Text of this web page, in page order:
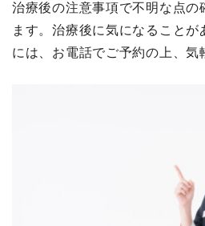
治療後の注意事項で不明な点の
ます。治療後に気になること
には、お電話でご予約の上、気